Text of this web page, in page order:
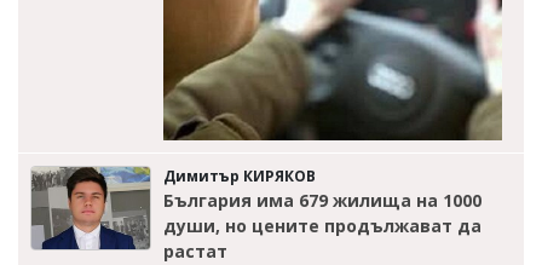
Димитър КИРЯКОВ
България има 679 жилища на 1000
души, но цените продължават да
растат